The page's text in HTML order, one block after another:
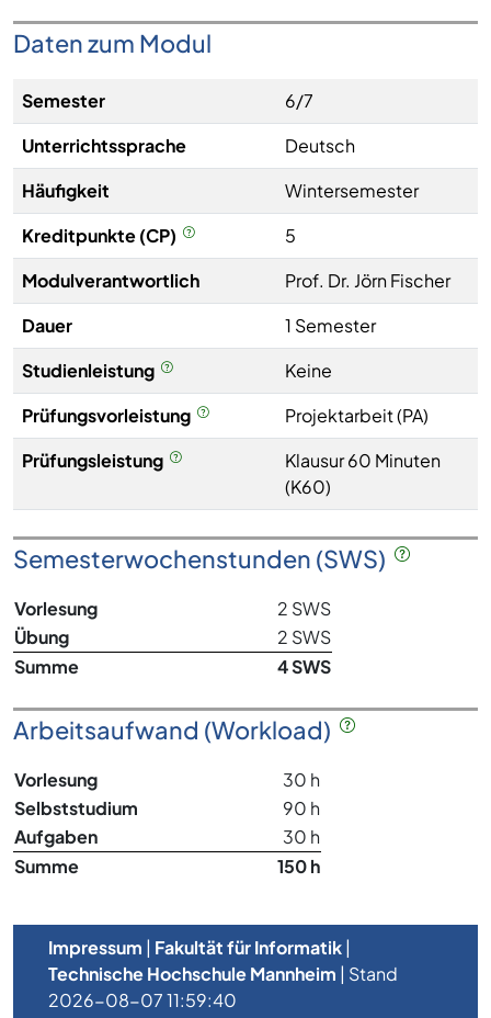
Daten zum Modul
Semester
6/7
Unterrichtssprache
Deutsch
Häufigkeit
Wintersemester
Kreditpunkte (CP)
5
Modulverantwortlich
Prof. Dr. Jörn Fischer
Dauer
1 Semester
Studienleistung
Keine
Prüfungsvorleistung
Projektarbeit (PA)
Prüfungsleistung
Klausur 60 Minuten
(K60)
Semesterwochenstunden (SWS)
Vorlesung
2 SWS
Übung
2 SWS
Summe
4 SWS
Arbeitsaufwand (Workload)
Vorlesung
30 h
Selbststudium
90 h
Aufgaben
30 h
Summe
150 h
Impressum | Fakultät für Informatik|
Technische Hochschule Mannheim | Stand
2026-08-07 11:59:40